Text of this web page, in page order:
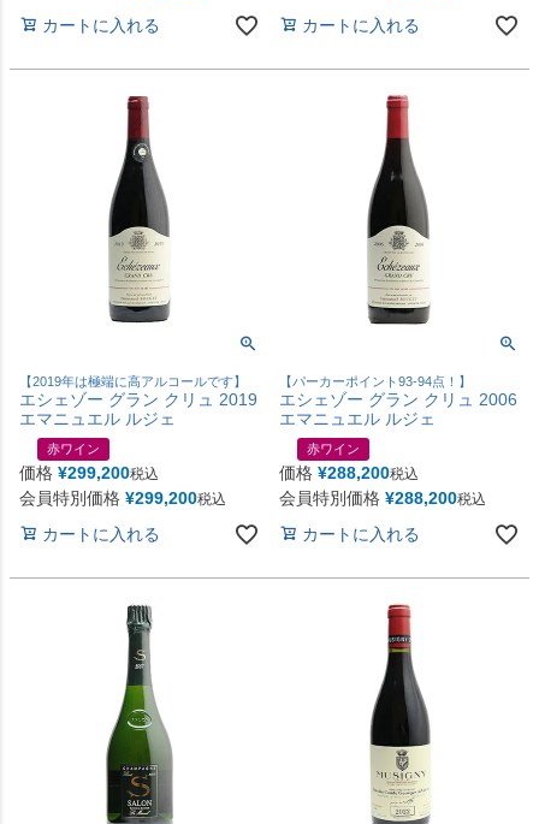
カートに入れる カートに入れる
【2019年は極端に高アルコールです】
エシェゾー グラン クリュ 2019
エマニュエル ルジェ
赤ワイン
価格 ¥299,200税込
会員特別価格 ¥299,200税込
カートに入れる
【パーカーポイント93-94点！】
エシェゾー グラン クリュ 2006
エマニュエル ルジェ
赤ワイン
価格 ¥288,200税込
会員特別価格 ¥288,200税込
カートに入れる